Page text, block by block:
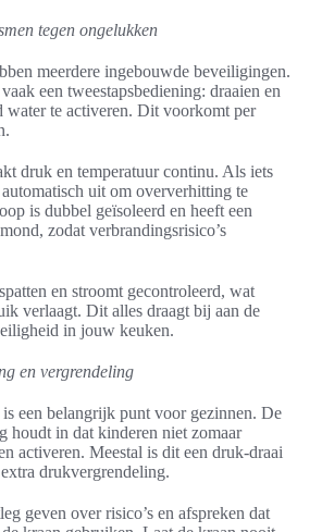
tegen ongelukken
meerdere ingebouwde beveiligingen.
een tweestapsbediening: draaien en
water te activeren. Dit voorkomt per
druk en temperatuur continu. Als iets
uit om oververhitting te
is dubbel geïsoleerd en heeft een
zodat verbrandingsrisico’s
en stroomt gecontroleerd, wat
verlaagt. Dit alles draagt bij aan de
in jouw keuken.
en vergrendeling
een belangrijk punt voor gezinnen. De
houdt in dat kinderen niet zomaar
activeren. Meestal is dit een druk-draai
drukvergrendeling.
geven over risico’s en afspreken dat